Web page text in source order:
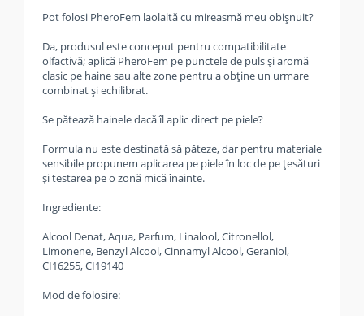
Pot folosi PheroFem laolaltă cu mireasmă meu obișnuit?
Da, produsul este conceput pentru compatibilitate
olfactivă; aplică PheroFem pe punctele de puls și aromă
clasic pe haine sau alte zone pentru a obține un urmare
combinat și echilibrat.
Se pătează hainele dacă îl aplic direct pe piele?
Formula nu este destinată să păteze, dar pentru materiale
sensibile propunem aplicarea pe piele în loc de pe țesături
și testarea pe o zonă mică înainte.
Ingrediente:
Alcool Denat, Aqua, Parfum, Linalool, Citronellol,
Limonene, Benzyl Alcool, Cinnamyl Alcool, Geraniol,
CI16255, CI19140
Mod de folosire: